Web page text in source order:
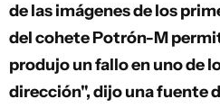
de las imágenes de los
del cohete Potrón-M
produjo un fallo en uno de
dirección", dijo una fuente